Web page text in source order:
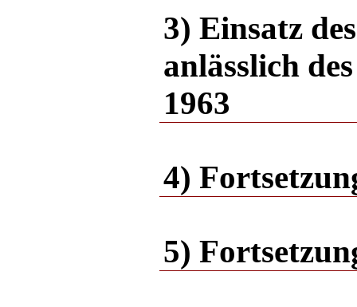
3) Einsatz
anlässlich
1963
4)
5)